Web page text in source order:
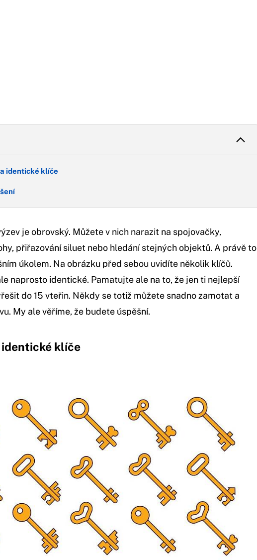
identické klíče
je obrovský. Můžete v nich narazit na spojovačky,
přiřazování siluet nebo hledání stejných objektů. A právě to
úkolem. Na obrázku před sebou uvidíte několik klíčů.
naprosto identické. Pamatujte ale na to, že jen ti nejlepší
do 15 vteřin. Někdy se totiž můžete snadno zamotat a
My ale věříme, že budete úspěšní.
klíče